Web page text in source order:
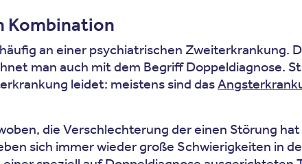
Kombination
an einer psychiatrischen Zweiterkrankung.
man auch mit dem Begriff Doppeldiagnose.
leidet: meistens sind das
die Verschlechterung der einen Störung
sich immer wieder große Schwierigkeiten in